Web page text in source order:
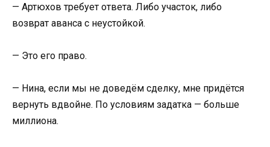
— Артюхов требует ответа. Либо участок, либо
возврат аванса с неустойкой.
— Это его право.
— Нина, если мы не доведём сделку, мне придётся
вернуть вдвойне. По условиям задатка — больше
миллиона.